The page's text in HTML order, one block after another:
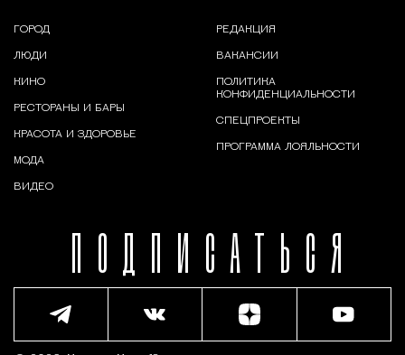
ПОДПИСАТЬСЯ
ГОРОД
ЛЮДИ
КИНО
РЕСТОРАНЫ И БАРЫ
КРАСОТА И ЗДОРОВЬЕ
МОДА
ВИДЕО
РЕДАКЦИЯ
ВАКАНСИИ
ПОЛИТИКА
КОНФИДЕНЦИАЛЬНОСТИ
СПЕЦПРОЕКТЫ
ПРОГРАММА ЛОЯЛЬНОСТИ